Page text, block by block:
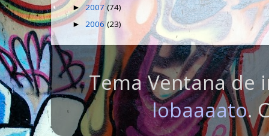
►2007(74)
► 2006(23)
Tema Ventana de
lobaaaato.